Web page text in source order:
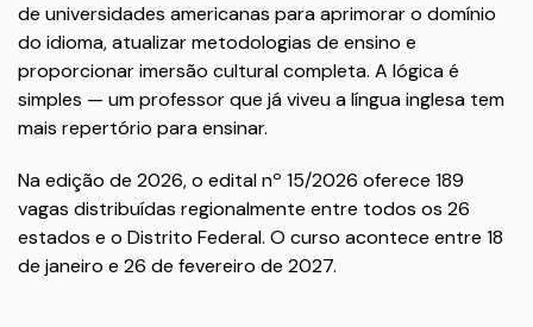
de universidades americanas para aprimorar o domínio
do idioma, atualizar metodologias de ensino e
proporcionar imersão cultural completa. A lógica é
simples — um professor que já viveu a língua inglesa tem
mais repertório para ensinar.
Na edição de 2026, o edital nº 15/2026 oferece 189
vagas distribuídas regionalmente entre todos os 26
estados e o Distrito Federal. O curso acontece entre 18
de janeiro e 26 de fevereiro de 2027.